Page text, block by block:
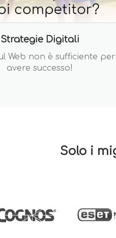
Strategie Digitali
Web non è sufficiente per
avere successo!
Solo i